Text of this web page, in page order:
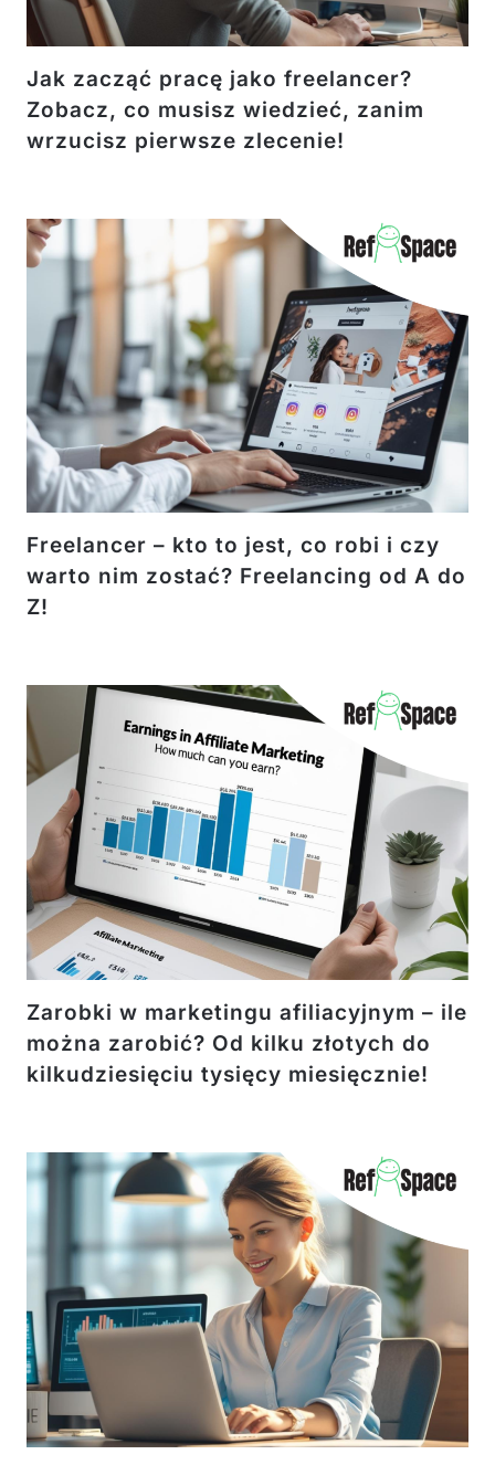
Jak zacząć pracę jako freelancer?
Zobacz, co musisz wiedzieć, zanim
wrzucisz pierwsze zlecenie!
Freelancer – kto to jest, co robi i czy
warto nim zostać? Freelancing od A do
Z!
Zarobki w marketingu afiliacyjnym – ile
można zarobić? Od kilku złotych do
kilkudziesięciu tysięcy miesięcznie!